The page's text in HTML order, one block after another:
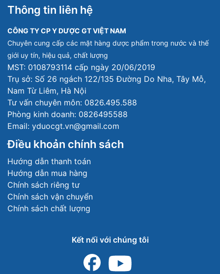
Thông tin liên hệ
CÔNG TY CP Y DƯỢC GT VIỆT NAM
Chuyên cung cấp các mặt hàng dược phẩm trong nước và thế
giới uy tín, hiệu quả, chất lượng
MST: 0108793114 cấp ngày 20/06/2019
Trụ sở: Số 26 ngách 122/135 Đường Do Nha, Tây Mỗ,
Nam Từ Liêm, Hà Nội
Tư vấn chuyên môn: 0826.495.588
Phòng kinh doanh: 0826495588
Email: yduocgt.vn@gmail.com
Điều khoản chính sách
Hướng dẫn thanh toán
Hướng dẫn mua hàng
Chính sách riêng tư
Chính sách vận chuyển
Chính sách chất lượng
Kết nối với chúng tôi